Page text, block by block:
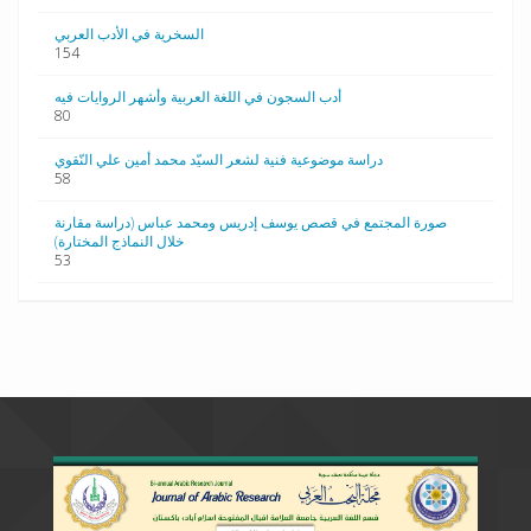
السخرية في الأدب العربي
154
أدب السجون في اللغة العربية وأشهر الروايات فيه
80
دراسة موضوعية فنية لشعر السيّد محمد أمين علي النّقوي
58
صورة المجتمع في قصص يوسف إدريس ومحمد عباس (دراسة مقارنة
خلال النماذج المختارة)
53